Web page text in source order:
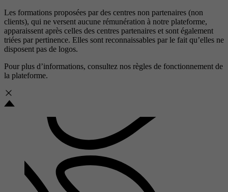
Les formations proposées par des centres non partenaires (non
clients), qui ne versent aucune rémunération à notre plateforme,
apparaissent après celles des centres partenaires et sont également
triées par pertinence. Elles sont reconnaissables par le fait qu’elles ne
disposent pas de logos.
Pour plus d’informations, consultez nos règles de fonctionnement de
la plateforme.